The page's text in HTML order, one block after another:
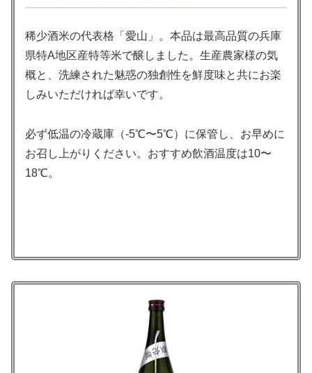
稀少酒米の代表格「愛山」。本品は最高品質の兵庫
県特A地区産特等米で醸しました。生産農家様の気
概と、洗練された魅惑の独創性を鮮度味と共にお楽
しみいただければ幸いです。
必ず低温の冷蔵庫（-5℃〜5℃）に保管し、お早めに
お召し上がりください。おすすめ飲酒温度は10〜
18℃。